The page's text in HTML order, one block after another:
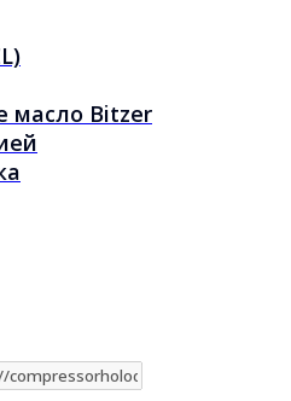
масло Bitzer